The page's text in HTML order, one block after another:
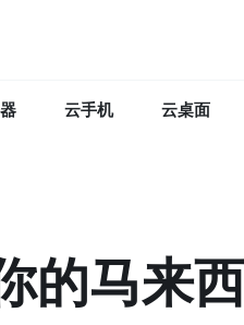
云手机 云桌面
的马来